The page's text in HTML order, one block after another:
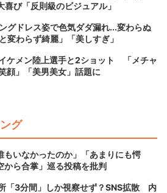
び「反則級のビジュアル」
グドレス姿で色気ダダ漏れ...変わらぬ
わらず綺麗」「美しすぎ」
ケメン陸上選手と2ショット 「メチャ
顔」「美男美女」話題に
グ
もいなかったのか」「あまりにも愕
ら合掌」巡る投稿を批判
「3分間」しか視察せず？SNS拡散 内